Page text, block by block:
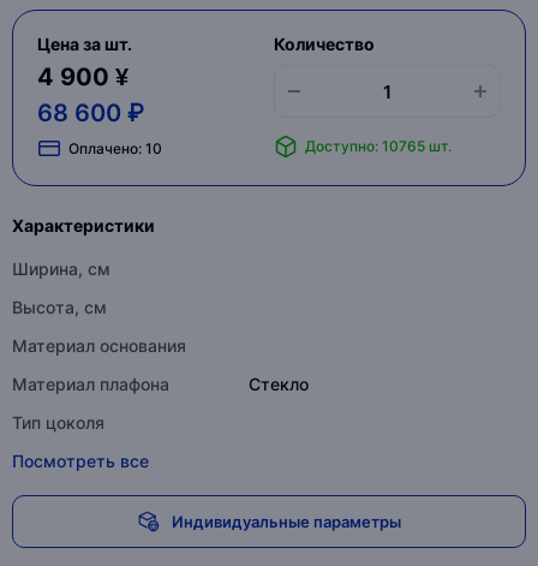
Цена за шт.
4 900 ¥
68 600 ₽
Оплачено: 10
Количество
Доступно: 10765 шт.
Характеристики
Ширина, см
Высота, см
Материал основания
Материал плафона
Стекло
Тип цоколя
Посмотреть все
Индивидуальные параметры